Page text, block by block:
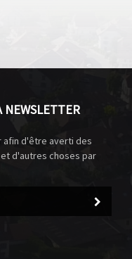
NEWSLETTER
afin d'être averti des
d'autres choses par